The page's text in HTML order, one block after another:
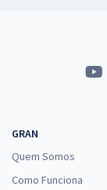
GRAN
Quem Somos
Como Funciona